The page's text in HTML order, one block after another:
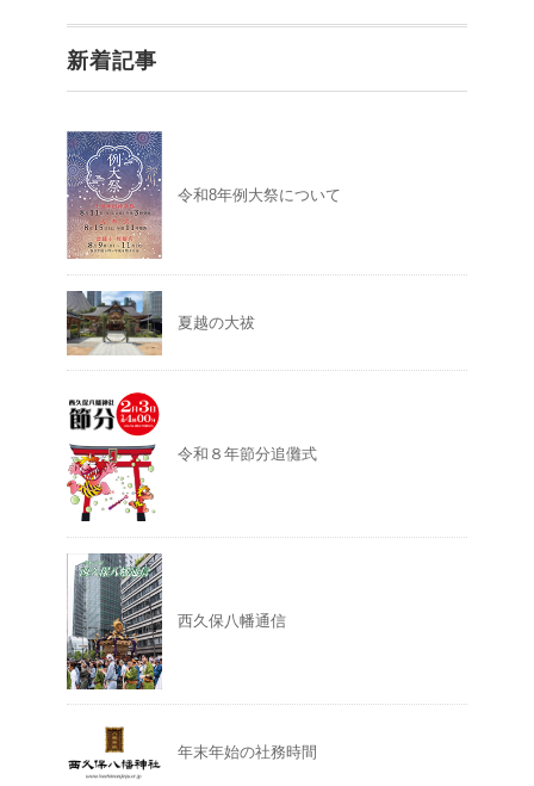
新着記事
令和8年例大祭について
夏越の大祓
令和８年節分追儺式
西久保八幡通信
年末年始の社務時間